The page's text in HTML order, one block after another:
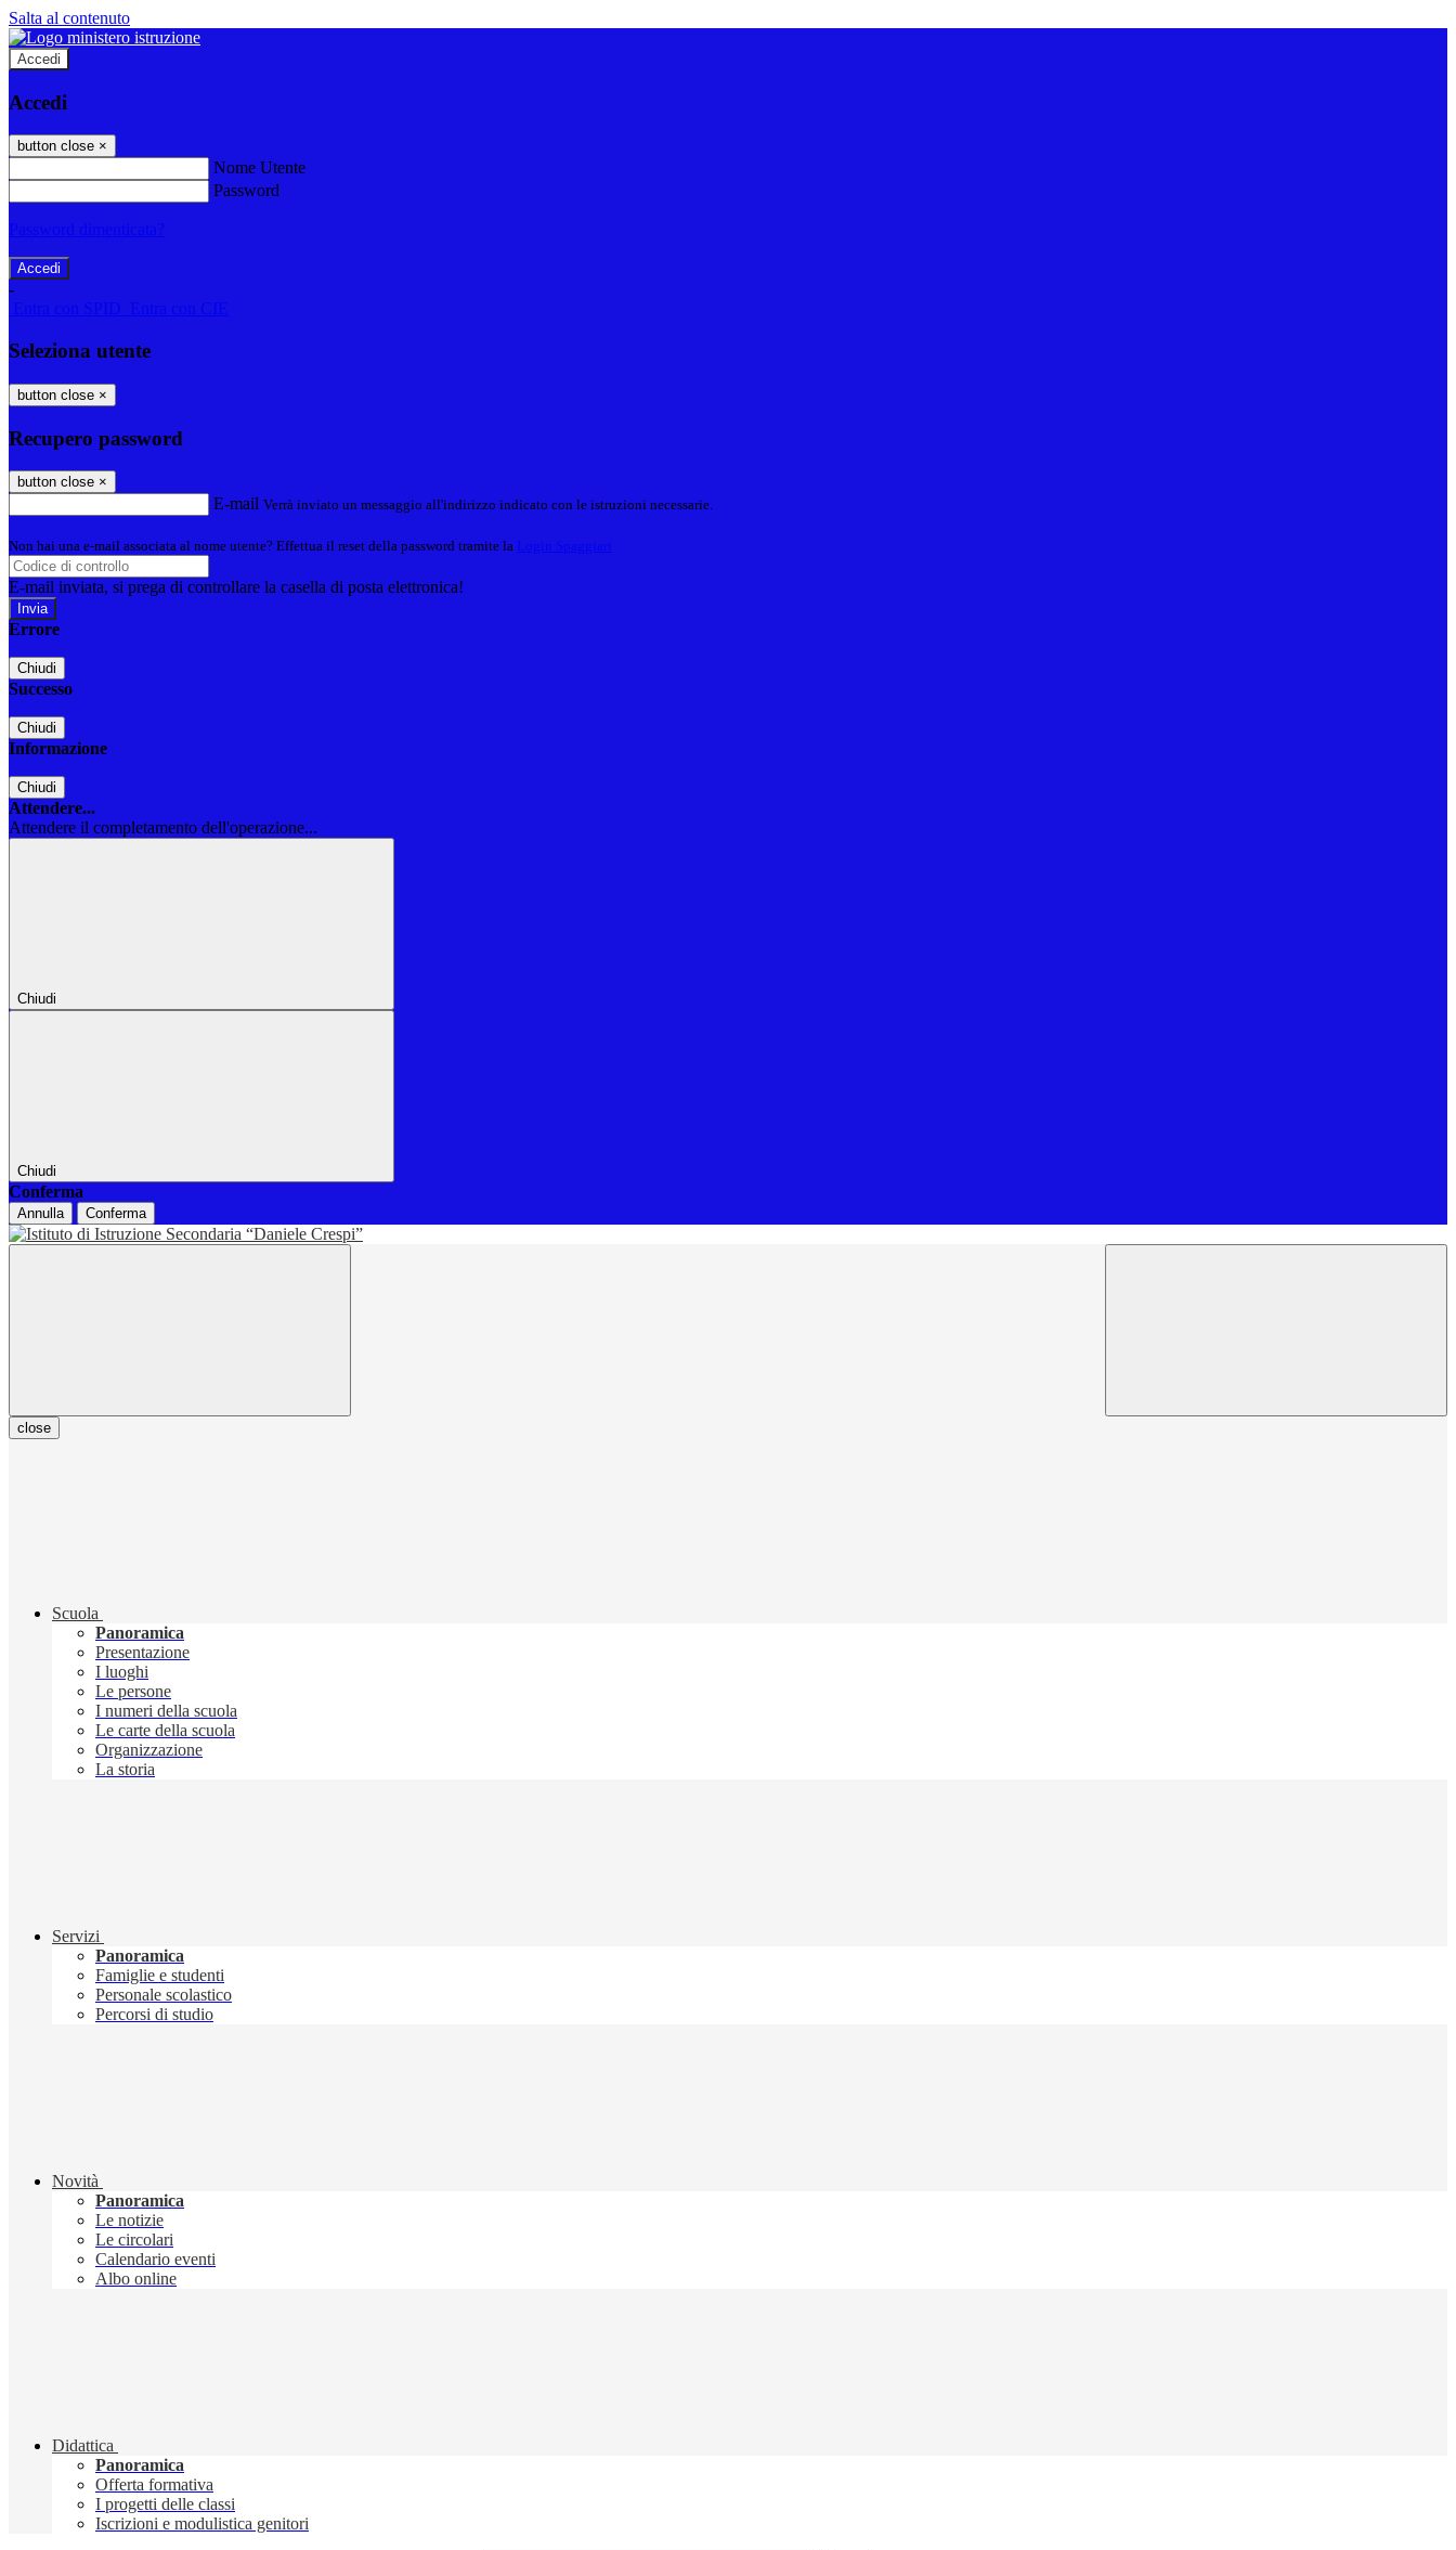
Salta al contenuto
Accedi
Accedi
button close ×
Nome Utente
Password
-
Seleziona utente
button close ×
Recupero password
button close ×
E-mail Verrà inviato un messaggio all'indirizzo indicato con le istruzioni necessarie.
Non hai una e-mail associata al nome utente? Effettua il reset della password tramite la
E-mail inviata, si prega di controllare la casella di posta elettronica!
Errore
Chiudi
Successo
Chiudi
Informazione
Chiudi
Attendere...
Attendere il completamento dell'operazione...
Chiudi
Chiudi
Conferma
Annulla Conferma
close
Scuola
Panoramica
Presentazione
I luoghi
Le persone
I numeri della scuola
Le carte della scuola
Organizzazione
La storia
Servizi
Panoramica
Famiglie e studenti
Personale scolastico
Percorsi di studio
Novità
Panoramica
Le notizie
Le circolari
Calendario eventi
Albo online
Didattica
Panoramica
Offerta formativa
I progetti delle classi
Iscrizioni e modulistica genitori